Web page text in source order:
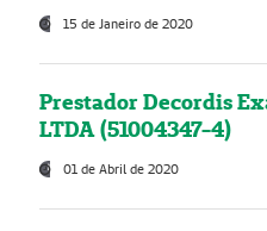
15 de Janeiro de 2020
Prestador Decordis
LTDA (51004347-4)
01 de Abril de 2020